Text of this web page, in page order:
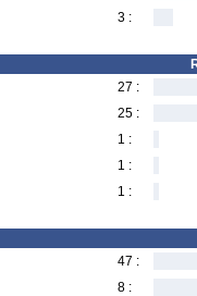
3 :
27 :
25 :
1 :
1 :
1 :
47 :
8 :